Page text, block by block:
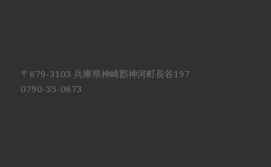
〒679-3103 兵庫県神崎郡神河町長谷197
0790-35-0673